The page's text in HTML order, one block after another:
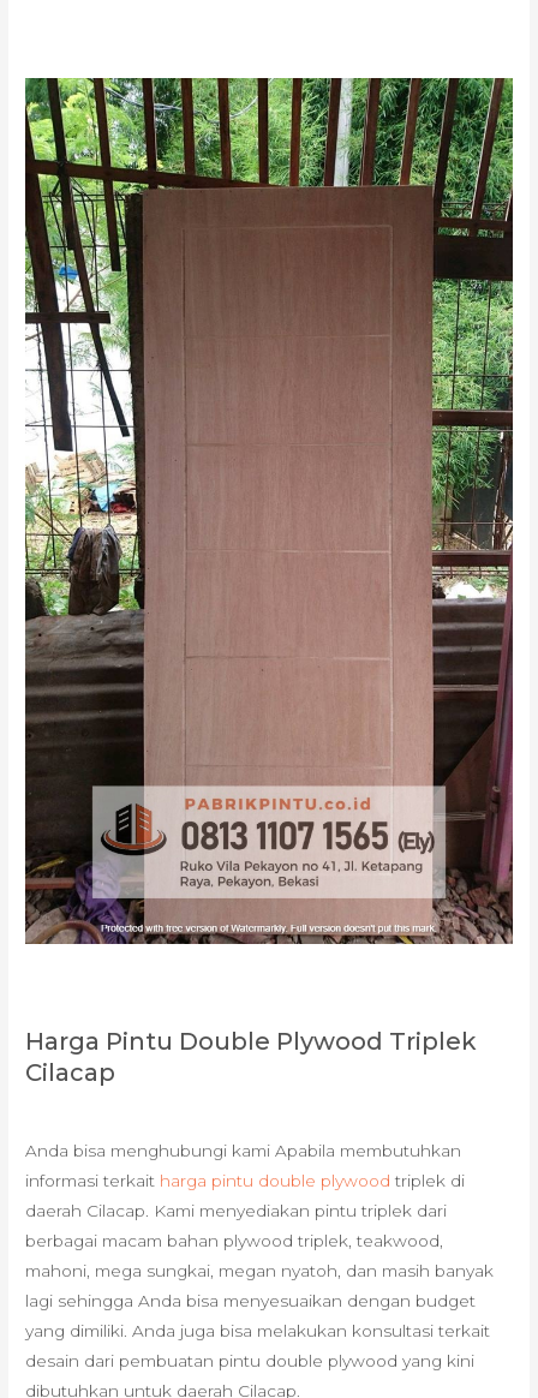
Harga Pintu Double Plywood Triplek
Cilacap
Anda bisa menghubungi kami Apabila membutuhkan
informasi terkait harga pintu double plywood triplek di
daerah Cilacap. Kami menyediakan pintu triplek dari
berbagai macam bahan plywood triplek, teakwood,
mahoni, mega sungkai, megan nyatoh, dan masih banyak
lagi sehingga Anda bisa menyesuaikan dengan budget
yang dimiliki. Anda juga bisa melakukan konsultasi terkait
desain dari pembuatan pintu double plywood yang kini
dibutuhkan untuk daerah Cilacap.